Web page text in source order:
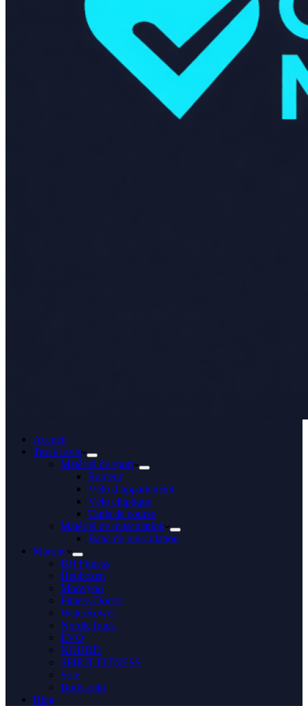
Accueil
Test et avis
Matériel de sport
Rameur
Vélo d’appartement
Vélo elliptique
Tapis de course
Matériel de musculation
Banc de musculation
Marque
BH Fitness
Heubozen
Moovyoo
Fitness Doctor
WaterRower
NordicTrack
EVO
NOHRD
SPIRIT FITNESS
Sole
Bodysolid
Blog